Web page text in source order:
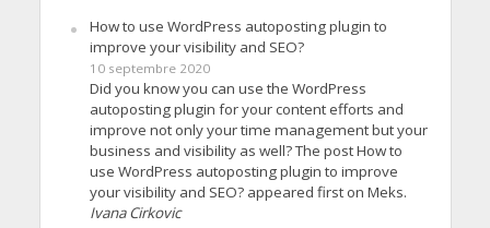
How to use WordPress autoposting plugin to
improve your visibility and SEO?
10 septembre 2020
Did you know you can use the WordPress
autoposting plugin for your content efforts and
improve not only your time management but your
business and visibility as well? The post How to
use WordPress autoposting plugin to improve
your visibility and SEO? appeared first on Meks.
Ivana Cirkovic